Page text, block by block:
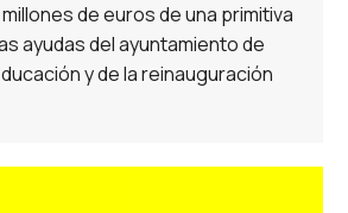
de euros de una primitiva
ayudas del ayuntamiento de
y de la reinauguración